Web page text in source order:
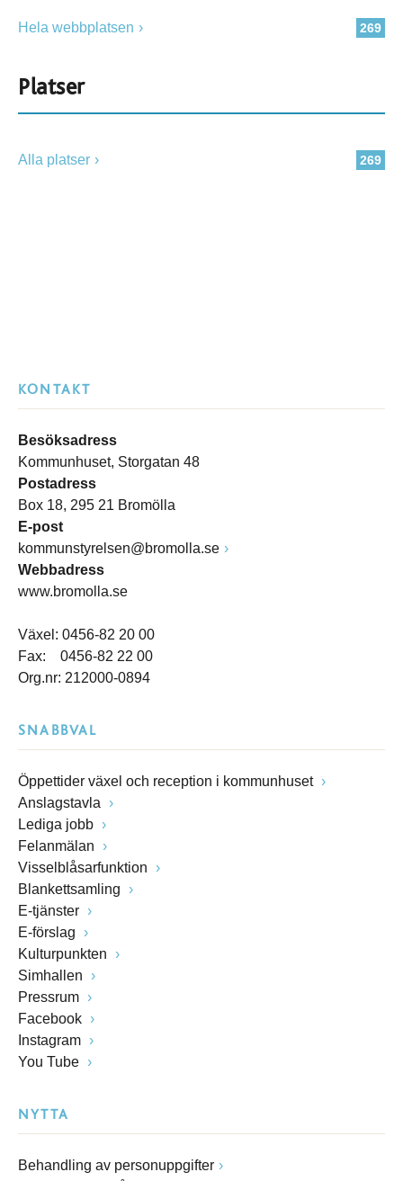
269
Hela webbplatsen
Platser
269
Alla platser
KONTAKT
Besöksadress
Kommunhuset, Storgatan 48
Postadress
Box 18, 295 21 Bromölla
E-post
kommunstyrelsen@bromolla.se
Webbadress
www.bromolla.se
Växel: 0456-82 20 00
Fax: 0456-82 22 00
Org.nr: 212000-0894
SNABBVAL
Öppettider växel och reception i kommunhuset
Anslagstavla
Lediga jobb
Felanmälan
Visselblåsarfunktion
Blankettsamling
E-tjänster
E-förslag
Kulturpunkten
Simhallen
Pressrum
Facebook
Instagram
You Tube
NYTTA
Behandling av personuppgifter